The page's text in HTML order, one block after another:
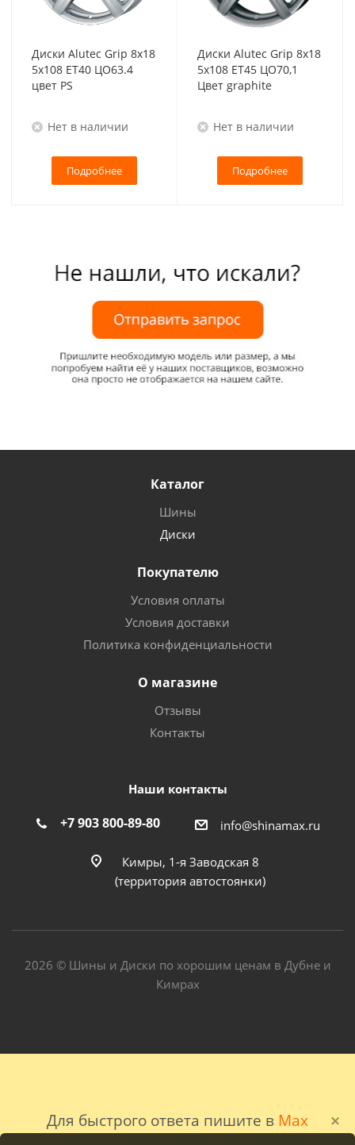
Для быстрого ответа пишите в Max
Диски Alutec Grip 8x18
5x108 ET40 ЦО63.4
цвет PS
Нет в наличии
Подробнее
Диски Alutec Grip 8x18
5x108 ET45 ЦО70,1
Цвет graphite
Нет в наличии
Подробнее
Каталог
Шины
Диски
Покупателю
Условия оплаты
Условия доставки
Политика конфиденциальности
О магазине
Отзывы
Контакты
Наши контакты
+7 903 800-89-80 info@shinamax.ru
Кимры, 1-я Заводская 8
(территория автостоянки)
2026 © Шины и Диски по хорошим ценам в Дубне и
Кимрах